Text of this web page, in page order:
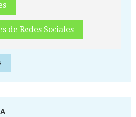
de Redes Sociales